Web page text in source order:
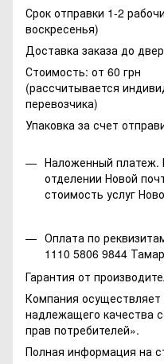
Срок отправки 1-2
воскресенья)
Доставка заказа до
Стоимость: от 60 грн
(рассчитывается
перевозчика)
Упаковка за счет
Наложенный платеж.
отделении Новой
стоимость услуг
Оплата по
1110 5806 9844
Гарантия от
Компания
надлежащего качества
прав потребителей».
Полная информация на